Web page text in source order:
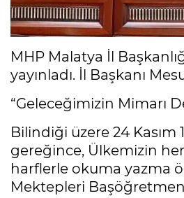
MHP Malatya İl
yayınladı. İl Başkanı
“Geleceğimizin Mimarı
Bilindiği üzere 24 Kasım
gereğince, Ülkemizin
harflerle okuma yazma
Mektepleri